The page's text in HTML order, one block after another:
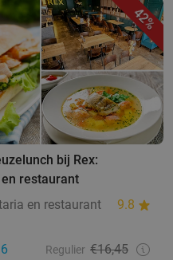
42%
bij Rex:
restaurant
en restaurant
9.8
Regulier €16,45